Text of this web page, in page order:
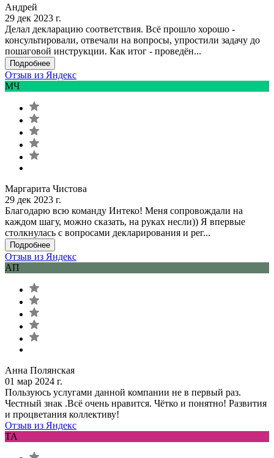
Андрей
29 дек 2023 г.
Делал декларацию соответствия. Всё прошло хорошо -
консультировали, отвечали на вопросы, упростили задачу до
пошаговой инструкции. Как итог - проведён...
Подробнее
Отзыв из Яндекс
МЧ
Маргарита Чистова
29 дек 2023 г.
Благодарю всю команду Интеко! Меня сопровождали на
каждом шагу, можно сказать, на руках несли)) Я впервые
столкнулась с вопросами декларирования и рег...
Подробнее
Отзыв из Яндекс
АП
Анна Полянская
01 мар 2024 г.
Пользуюсь услугами данной компании не в первый раз.
Честный знак .Всё очень нравится. Чётко и понятно! Развития
и процветания коллективу!
Отзыв из Яндекс
ТА